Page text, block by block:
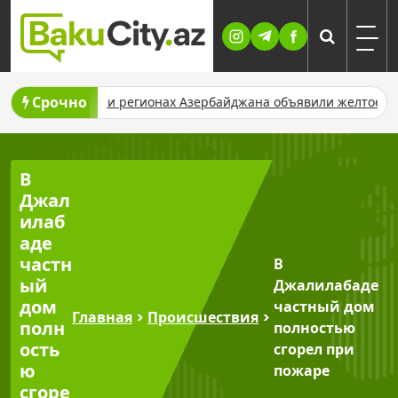
Skip
content
Срочно
В Баку и регионах Азербайджана объявили желтое
В
Джал
илаб
аде
частн
ый
дом
полн
ость
ю
сгоре
Главная > Происшествия >
В
Джалилабаде
частный дом
полностью
сгорел при
пожаре